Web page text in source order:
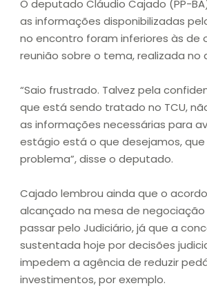
O deputado Cláudio Cajado (PP-
as informações disponibilizadas
no encontro foram inferiores às de
reunião sobre o tema, realizada no
“Saio frustrado. Talvez pela
que está sendo tratado no TCU,
as informações necessárias para
estágio está o que desejamos,
problema”, disse o deputado.
Cajado lembrou ainda que o
alcançado na mesa de
passar pelo Judiciário, já que a
sustentada hoje por decisões
impedem a agência de reduzir
investimentos, por exemplo.